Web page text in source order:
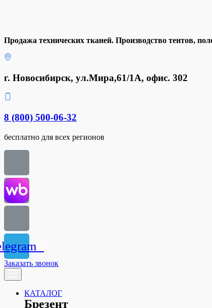
Продажа технических тканей. Производство тентов,
г. Новосибирск, ул.Мира,61/1А, офис. 302
8 (800) 500-06-32
бесплатно для всех регионов
Заказать звонок
КАТАЛОГ
Брезент